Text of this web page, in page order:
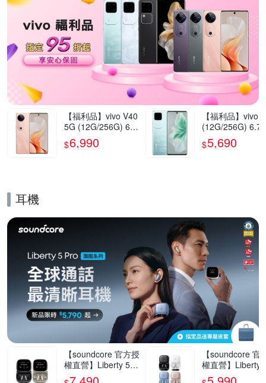
【福利品】vivo V40
5G (12G/256G) 6.7
8吋智慧型手機(9成
新)
$6,990
【福利品】vivo
(12G/256G)
5G智慧型手機(9
新)
$5,690
耳機
【soundcore 官方授
權直營】Liberty 5 P
ro Max AI降噪真無
【soundcore 官
權直營】Liberty
ro AI降噪真無線